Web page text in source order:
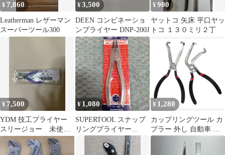
¥ 7,860
Leatherman レザーマン
スーパーツール300
¥3,500
DEEN コンビネーショ
ンプライヤー DNP-200J
¥900
ヤットコ 矢床 平口ヤッ
トコ １３０ミリ２丁
¥ 7,500
YDM 技工プライヤー
スリージョー 未使用
新品
¥1,080
SUPERTOOL スナップ
リングプライヤー
CH1A 穴用
¥ 1,280
カップリングツール カ
プラー 外し 自動車 電
気 コネクター オートバ